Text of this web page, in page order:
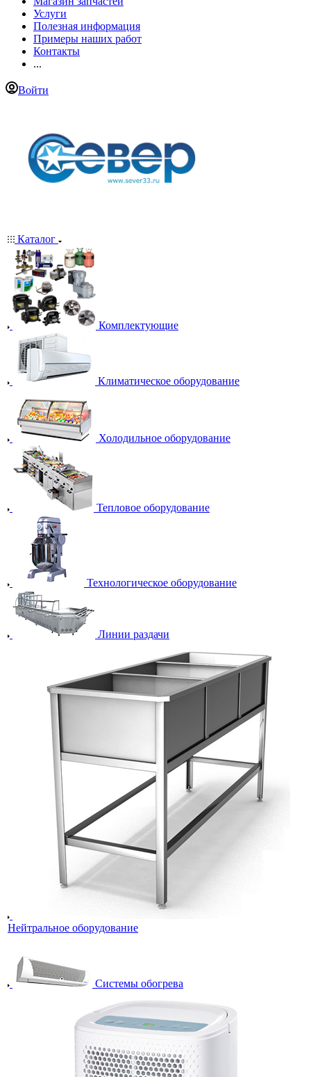
Услуги
Полезная информация
Примеры наших работ
Контакты
...
Войти
Каталог
Комплектующие
Климатическое оборудование
Холодильное оборудование
Тепловое оборудование
Технологическое оборудование
Линии раздачи
Нейтральное оборудование
Системы обогрева